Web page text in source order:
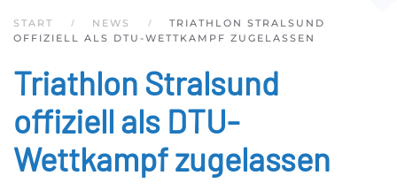
START NEWS
TRIATHLON STRALSUND
OFFIZIELL ALS DTU-WETTKAMPF ZUGELASSEN
Triathlon Stralsund
offiziell als DTU-
Wettkampf zugelassen